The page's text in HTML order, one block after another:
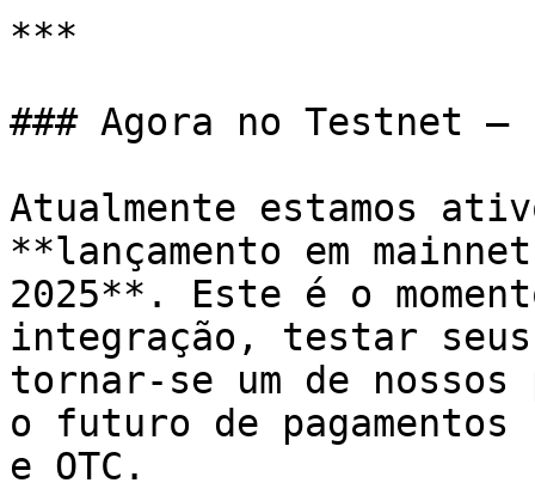
***
### Agora no Testnet –
Atualmente estamos
**lançamento em
2025**. Este é o
integração, testar
tornar-se um de
o futuro de pagamentos
e OTC.